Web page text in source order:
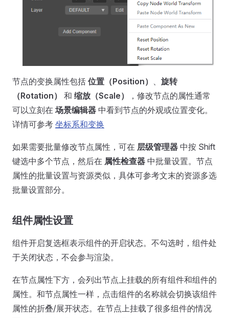
节点的变换属性包括 位置（Position） 、 旋转
（Rotation）
和 缩放（Scale）
，修改节点的属性通常
可以立刻在 场景编辑器 中看到节点的外观或位置变化。
详情可参考 坐标系和变换
如果需要批量修改节点属性，可在 层级管理器 中按 Shift
键选中多个节点，然后在 属性检查器 中批量设置。节点
属性的批量设置与资源类似，具体可参考文末的资源多选
批量设置部分。
组件属性设置
组件开启复选框表示组件的开启状态。不勾选时，组件处
于关闭状态，不会参与渲染。
在节点属性下方，会列出节点上挂载的所有组件和组件的
属性。和节点属性一样，点击组件的名称就会切换该组件
属性的折叠/展开状态。在节点上挂载了很多组件的情况